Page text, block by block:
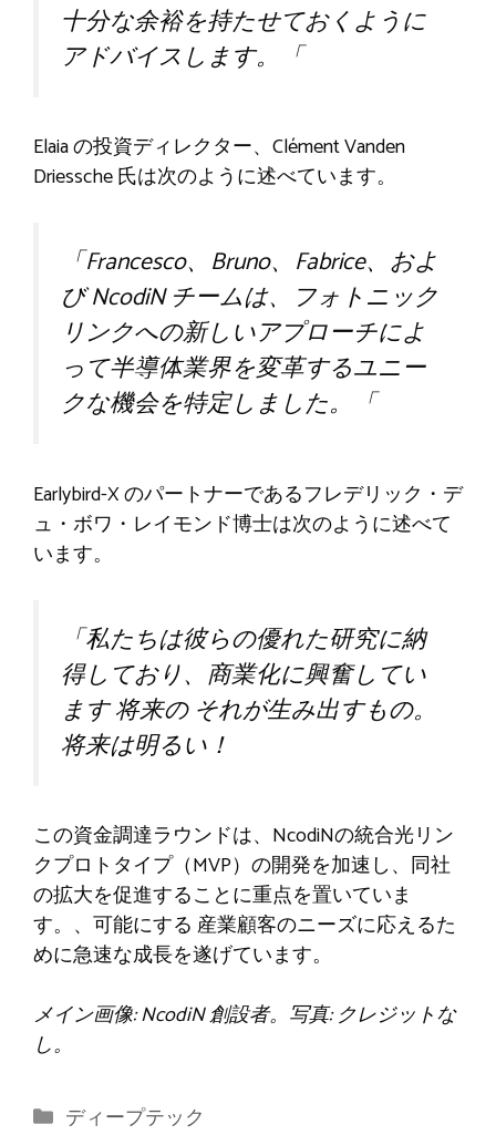
十分な余裕を持たせておくように
アドバイスします。
「
Elaia の投資ディレクター、Clément Vanden
Driessche 氏は次のように述べています。
「Francesco、Bruno、Fabrice、およ
び NcodiN チームは、フォトニック
リンクへの新しいアプローチによ
って半導体業界を変革するユニー
クな機会を特定しました。
「
Earlybird-X のパートナーであるフレデリック・デ
ュ・ボワ・レイモンド博士は次のように述べて
います。
「私たちは彼らの優れた研究に納
得しており、商業化に興奮してい
ます将来のそれが生み出すもの。
将来は明るい！
この資金調達ラウンドは、NcodiNの統合光リン
クプロトタイプ（MVP）の開発を加速し、同社
の拡大を促進することに重点を置いていま
す。 、可能にする 産業顧客のニーズに応えるた
めに急速な成長を遂げています。
メイン画像: NcodiN 創設者。写真: クレジットな
し。
カ
ディープテック